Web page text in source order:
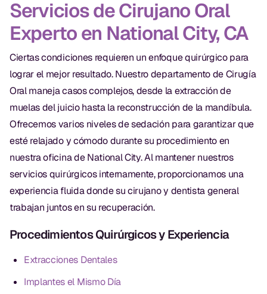
Tratamiento Periodontal
Programa Preventivo
Tratamiento de Conducto
Protectores Bucales Deportivos
RESTAURATIVO
All-on-4
All-on-6
Coronas y Fundas
Servicios de Cirujano Oral
Experto en National City, CA
Ciertas condiciones requieren un enfoque quirúrgico para
lograr el mejor resultado. Nuestro departamento de Cirugía
Oral maneja casos complejos, desde la extracción de
muelas del juicio hasta la reconstrucción de la mandíbula.
Ofrecemos varios niveles de sedación para garantizar que
esté relajado y cómodo durante su procedimiento en
nuestra oficina de National City. Al mantener nuestros
servicios quirúrgicos internamente, proporcionamos una
experiencia fluida donde su cirujano y dentista general
trabajan juntos en su recuperación.
Procedimientos Quirúrgicos y Experiencia
Extracciones Dentales
Implantes el Mismo Día